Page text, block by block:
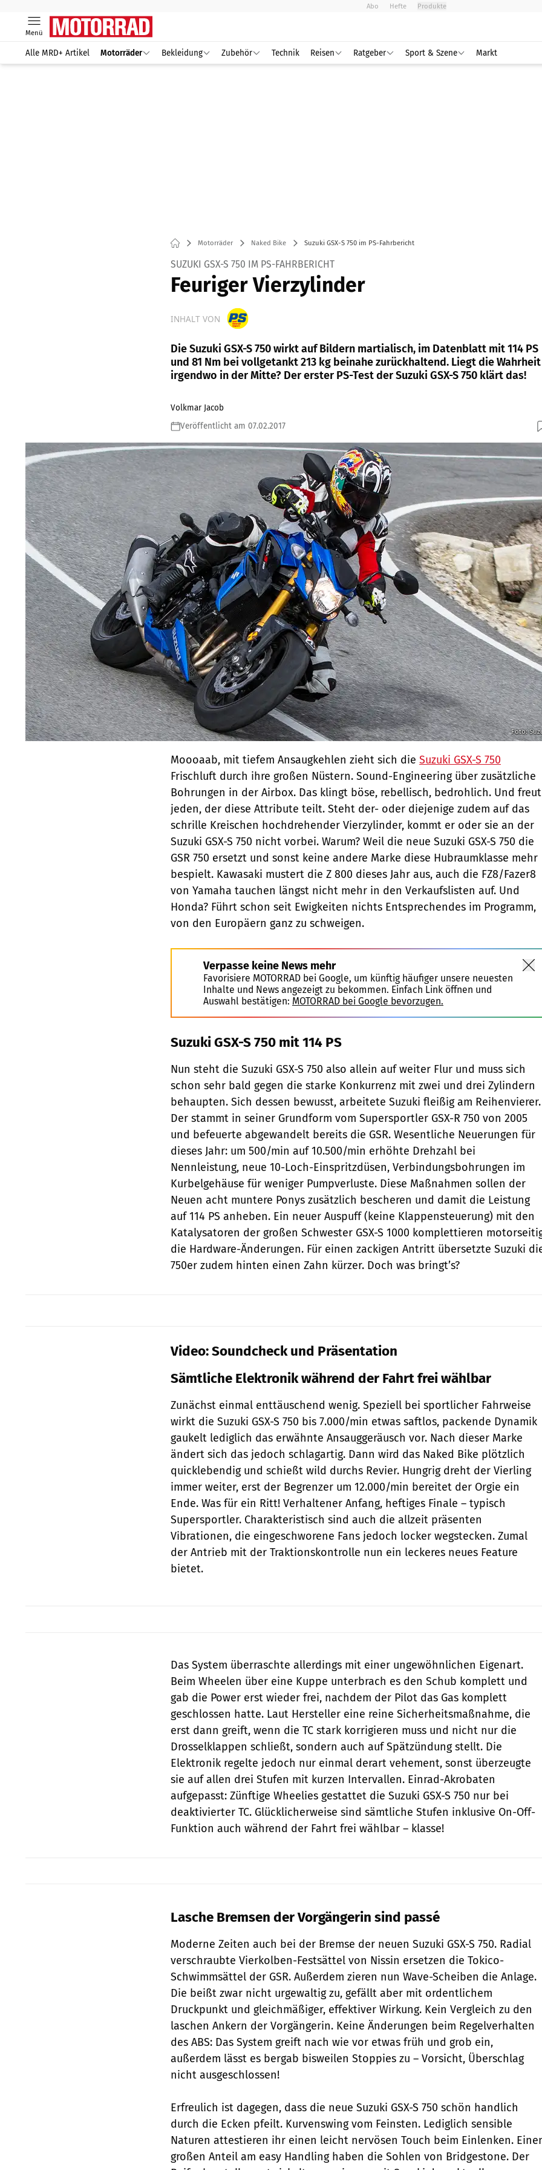
Abo Hefte Produkte
Menü
Alle MRD+ Artikel Motorräder Bekleidung Zubehör Technik Reisen Ratgeber Sport & Szene Markt
Motorräder Naked Bike Suzuki GSX-S 750 im PS-Fahrbericht
SUZUKI GSX-S 750 IM PS-FAHRBERICHT
Feuriger Vierzylinder
INHALT VON
Die Suzuki GSX-S 750 wirkt auf Bildern martialisch, im Datenblatt mit 114 PS
und 81 Nm bei vollgetankt 213 kg beinahe zurückhaltend. Liegt die Wahrheit
irgendwo in der Mitte? Der erster PS-Test der Suzuki GSX-S 750 klärt das!
Volkmar Jacob
Veröffentlicht am 07.02.2017
Foto:
Moooaab, mit tiefem Ansaugkehlen zieht sich die Suzuki GSX-S 750
Frischluft durch ihre großen Nüstern. Sound-Engineering über zusätzliche
Bohrungen in der Airbox. Das klingt böse, rebellisch, bedrohlich. Und freut
jeden, der diese Attribute teilt. Steht der- oder diejenige zudem auf das
schrille Kreischen hochdrehender Vierzylinder, kommt er oder sie an der
Suzuki GSX-S 750 nicht vorbei. Warum? Weil die neue Suzuki GSX-S 750 die
GSR 750 ersetzt und sonst keine andere Marke diese Hubraumklasse mehr
bespielt. Kawasaki mustert die Z 800 dieses Jahr aus, auch die FZ8/Fazer8
von Yamaha tauchen längst nicht mehr in den Verkaufslisten auf. Und
Honda? Führt schon seit Ewigkeiten nichts Entsprechendes im Programm,
von den Europäern ganz zu schweigen.
Verpasse keine News mehr
Favorisiere MOTORRAD bei Google, um künftig häufiger unsere neuesten
Inhalte und News angezeigt zu bekommen. Einfach Link öffnen und
Auswahl bestätigen: MOTORRAD bei Google bevorzugen.
Suzuki GSX-S 750 mit 114 PS
Nun steht die Suzuki GSX-S 750 also allein auf weiter Flur und muss sich
schon sehr bald gegen die starke Konkurrenz mit zwei und drei Zylindern
behaupten. Sich dessen bewusst, arbeitete Suzuki fleißig am Reihenvierer.
Der stammt in seiner Grundform vom Supersportler GSX-R 750 von 2005
und befeuerte abgewandelt bereits die GSR. Wesentliche Neuerungen für
dieses Jahr: um 500/min auf 10.500/min erhöhte Drehzahl bei
Nennleistung, neue 10-Loch-Einspritzdüsen, Verbindungsbohrungen im
Kurbelgehäuse für weniger Pumpverluste. Diese Maßnahmen sollen der
Neuen acht muntere Ponys zusätzlich bescheren und damit die Leistung
auf 114 PS anheben. Ein neuer Auspuff (keine Klappensteuerung) mit den
Katalysatoren der großen Schwester GSX-S 1000 komplettieren
die Hardware-Änderungen. Für einen zackigen Antritt übersetzte Suzuki
750er zudem hinten einen Zahn kürzer. Doch was bringt’s?
Video: Soundcheck und Präsentation
Sämtliche Elektronik während der Fahrt frei wählbar
Zunächst einmal enttäuschend wenig. Speziell bei sportlicher Fahrweise
wirkt die Suzuki GSX-S 750 bis 7.000/min etwas saftlos, packende Dynamik
gaukelt lediglich das erwähnte Ansauggeräusch vor. Nach dieser Marke
ändert sich das jedoch schlagartig. Dann wird das Naked Bike plötzlich
quicklebendig und schießt wild durchs Revier. Hungrig dreht der Vierling
immer weiter, erst der Begrenzer um 12.000/min bereitet der Orgie ein
Ende. Was für ein Ritt! Verhaltener Anfang, heftiges Finale – typisch
Supersportler. Charakteristisch sind auch die allzeit präsenten
Vibrationen, die eingeschworene Fans jedoch locker wegstecken. Zumal
der Antrieb mit der Traktionskontrolle nun ein leckeres neues Feature
bietet.
Das System überraschte allerdings mit einer ungewöhnlichen Eigenart.
Beim Wheelen über eine Kuppe unterbrach es den Schub komplett und
gab die Power erst wieder frei, nachdem der Pilot das Gas komplett
geschlossen hatte. Laut Hersteller eine reine Sicherheitsmaßnahme, die
erst dann greift, wenn die TC stark korrigieren muss und nicht nur die
Drosselklappen schließt, sondern auch auf Spätzündung stellt. Die
Elektronik regelte jedoch nur einmal derart vehement, sonst überzeugte
sie auf allen drei Stufen mit kurzen Intervallen. Einrad-Akrobaten
aufgepasst: Zünftige Wheelies gestattet die Suzuki GSX-S 750 nur bei
deaktivierter TC. Glücklicherweise sind sämtliche Stufen inklusive On-Off-
Funktion auch während der Fahrt frei wählbar – klasse!
Lasche Bremsen der Vorgängerin sind passé
Moderne Zeiten auch bei der Bremse der neuen Suzuki GSX-S 750. Radial
verschraubte Vierkolben-Festsättel von Nissin ersetzen die Tokico-
Schwimmsättel der GSR. Außerdem zieren nun Wave-Scheiben die Anlage.
Die beißt zwar nicht urgewaltig zu, gefällt aber mit ordentlichem
Druckpunkt und gleichmäßiger, effektiver Wirkung. Kein Vergleich zu den
laschen Ankern der Vorgängerin. Keine Änderungen beim Regelverhalten
des ABS: Das System greift nach wie vor etwas früh und grob ein,
außerdem lässt es bergab bisweilen Stoppies zu – Vorsicht, Überschlag
nicht ausgeschlossen!
Erfreulich ist dagegen, dass die neue Suzuki GSX-S 750 schön handlich
durch die Ecken pfeilt. Kurvenswing vom Feinsten. Lediglich sensible
Naturen attestieren ihr einen leicht nervösen Touch beim Einlenken.
großen Anteil am easy Handling haben die Sohlen von Bridge­stone. Der